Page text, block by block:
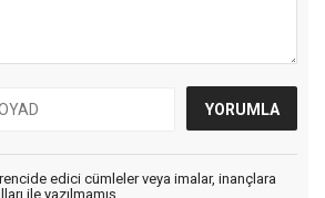
edici cümleler veya imalar, inançlara
ile yazılmamış,